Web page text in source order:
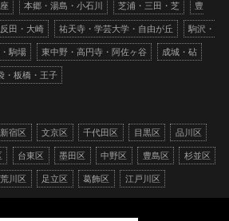
本郷・湯島・小石川 芝浦・三田・芝 豊
田・大崎 祐天寺・学芸大学・自由が丘 駒沢・
駒場 東中野・高円寺・阿佐ヶ谷 成城・砧
・板橋・王子
新宿区 文京区 千代田区 目黒区 品川区
台東区 墨田区 中野区 豊島区 杉並区
荒川区 足立区 葛飾区 江戸川区